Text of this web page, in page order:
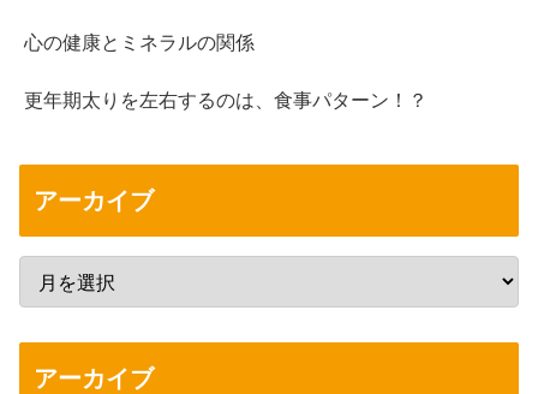
心の健康とミネラルの関係
更年期太りを左右するのは、食事パターン！？
アーカイブ
アーカイブ